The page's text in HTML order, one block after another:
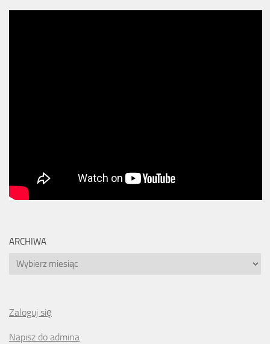
ARCHIWA
Archiwa
Zaloguj się
Napisz do admina